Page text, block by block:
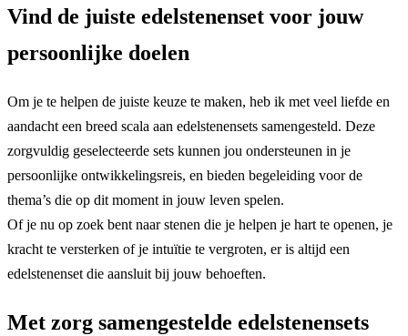
Vind de juiste edelstenenset voor jouw
persoonlijke doelen
Om je te helpen de juiste keuze te maken, heb ik met veel liefde en
aandacht een breed scala aan edelstenensets samengesteld. Deze
zorgvuldig geselecteerde sets kunnen jou ondersteunen in je
persoonlijke ontwikkelingsreis, en bieden begeleiding voor de
thema’s die op dit moment in jouw leven spelen.
Of je nu op zoek bent naar stenen die je helpen je hart te openen, je
kracht te versterken of je intuïtie te vergroten, er is altijd een
edelstenenset die aansluit bij jouw behoeften.
Met zorg samengestelde edelstenensets